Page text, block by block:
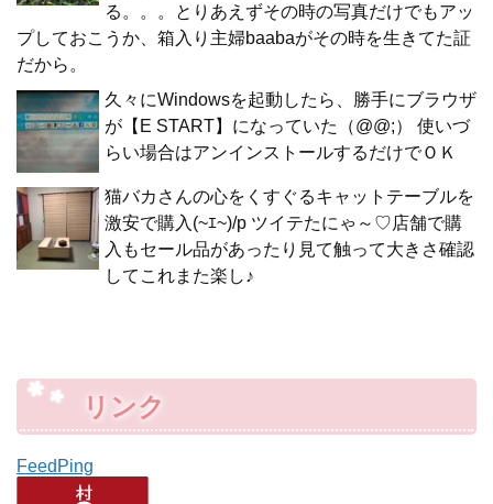
る。。。とりあえずその時の写真だけでもアッ
プしておこうか、箱入り主婦baabaがその時を生きてた証
だから。
久々にWindowsを起動したら、勝手にブラウザ
が【E START】になっていた（@@;） 使いづ
らい場合はアンインストールするだけでＯＫ
猫バカさんの心をくすぐるキャットテーブルを
激安で購入(~ｴ~)/p ツイテたにゃ～♡店舗で購
入もセール品があったり見て触って大きさ確認
してこれまた楽し♪
リンク
FeedPing